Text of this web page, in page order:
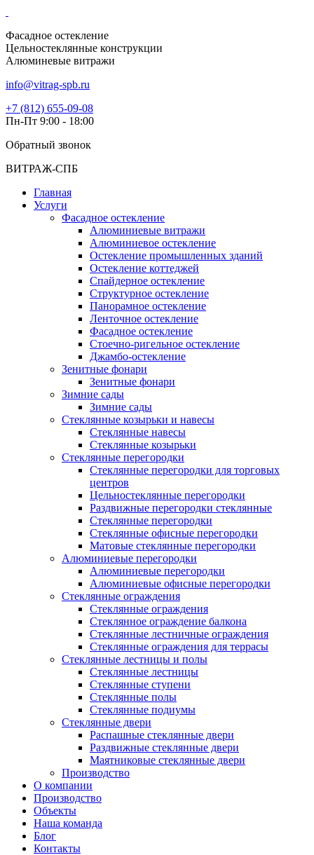
Фасадное остекление
Цельностеклянные конструкции
Алюминевые витражи
info@vitrag-spb.ru
+7 (812) 655-09-08
Пн-Пт 9:00 - 18:00
Обратный звонок
ВИТРАЖ-СПБ
Главная
Услуги
Фасадное остекление
Алюминиевые витражи
Алюминиевое остекление
Остекление промышленных зданий
Остекление коттеджей
Спайдерное остекление
Структурное остекление
Панорамное остекление
Ленточное остекление
Фасадное остекление
Стоечно-ригельное остекление
Джамбо-остекление
Зенитные фонари
Зенитные фонари
Зимние сады
Зимние сады
Стеклянные козырьки и навесы
Стеклянные навесы
Стеклянные козырьки
Стеклянные перегородки
Стеклянные перегородки для торговых
центров
Цельностеклянные перегородки
Раздвижные перегородки стеклянные
Стеклянные перегородки
Стеклянные офисные перегородки
Матовые стеклянные перегородки
Алюминиевые перегородки
Алюминиевые перегородки
Алюминиевые офисные перегородки
Стеклянные ограждения
Стеклянные ограждения
Стеклянное ограждение балкона
Стеклянные лестничные ограждения
Стеклянные ограждения для террасы
Стеклянные лестницы и полы
Стеклянные лестницы
Стеклянные ступени
Стеклянные полы
Стеклянные подиумы
Стеклянные двери
Распашные стеклянные двери
Раздвижные стеклянные двери
Маятниковые стеклянные двери
Производство
О компании
Производство
Объекты
Наша команда
Блог
Контакты